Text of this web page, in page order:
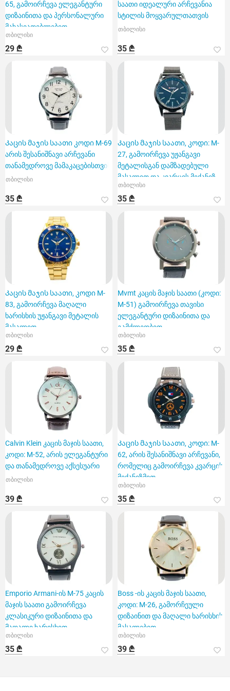
65, გამოირჩევა ელეგანტური
დიზაინითა და პერსონალური
მახასიათებლებით
თბილისი
29 ₾
საათი იდეალური არჩევანია
სტილის მოყვარულთათვის
თბილისი
35 ₾
Კაცის მაჯის საათი კოდი M-69
არის შესანიშნავი არჩევანი
თანამედროვე მამაკაცებისთვის
თბილისი
35 ₾
Კაცის მაჯის საათი, კოდი: M-
27, გამოირჩევა უჟანგავი
მეტალისგან დამზადებული
მასალით და კვარცის მექანიზ
თბილისი
35 ₾
Კაცის მაჯის საათი, კოდი M-
83, გამოირჩევა მაღალი
ხარისხის უჟანგავი მეტალის
მასალით
თბილისი
29 ₾
Mvmt კაცის მაჯის საათი (კოდი:
M-51) გამოირჩევა თავისი
ელეგანტური დიზაინითა და
გამძლეობით.
თბილისი
35 ₾
Calvin Klein კაცის მაჯის საათი,
კოდი: M-52, არის ელეგანტური
და თანამედროვე აქსესუარი
თბილისი
39 ₾
Კაცის მაჯის საათი, კოდი: M-
62, არის შესანიშნავი არჩევანი,
რომელიც გამოირჩევა კვარცის
მექანიზმით
თბილისი
35 ₾
Emporio Armani-ის M-75 კაცის
მაჯის საათი გამოირჩევა
კლასიკური დიზაინითა და
მაღალი ხარისხით
თბილისი
35 ₾
Boss -ის კაცის მაჯის საათი,
კოდი: M-26, გამორჩეული
დიზაინით და მაღალი ხარისხის
მასალებით.
თბილისი
39 ₾